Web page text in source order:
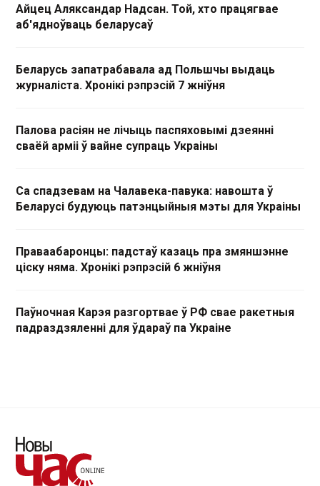
Айцец Аляксандар Надсан. Той, хто працягвае
аб'ядноўваць беларусаў
Беларусь запатрабавала ад Польшчы выдаць
журналіста. Хронікі рэпрэсій 7 жніўня
Палова расіян не лічыць паспяховымі дзеянні
сваёй арміі ў вайне супраць Украіны
Са спадзевам на Чалавека-павука: навошта ў
Беларусі будуюць патэнцыйныя мэты для Украіны
Праваабаронцы: падстаў казаць пра змяншэнне
ціску няма. Хронікі рэпрэсій 6 жніўня
Паўночная Карэя разгортвае ў РФ свае ракетныя
падраздзяленні для ўдараў па Украіне